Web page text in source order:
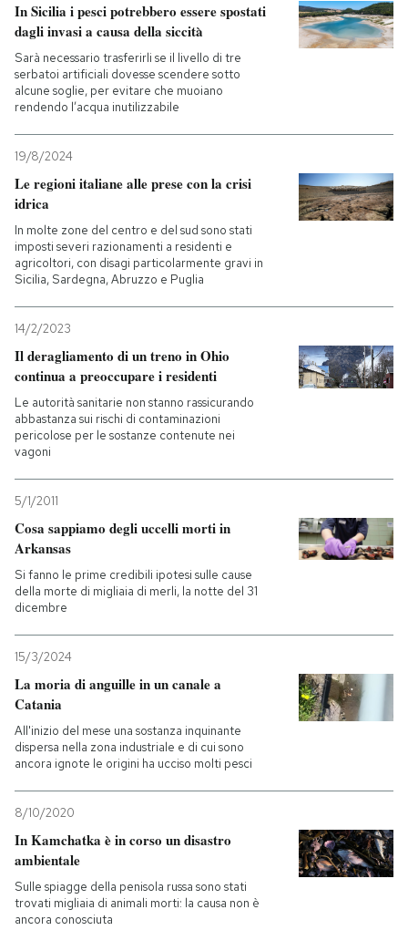
In Sicilia i pesci potrebbero essere spostati
dagli invasi a causa della siccità
Sarà necessario trasferirli se il livello di tre
serbatoi artificiali dovesse scendere sotto
alcune soglie, per evitare che muoiano
rendendo l’acqua inutilizzabile
19/8/2024
Le regioni italiane alle prese con la crisi
idrica
In molte zone del centro e del sud sono stati
imposti severi razionamenti a residenti e
agricoltori, con disagi particolarmente gravi in
Sicilia, Sardegna, Abruzzo e Puglia
14/2/2023
Il deragliamento di un treno in Ohio
continua a preoccupare i residenti
Le autorità sanitarie non stanno rassicurando
abbastanza sui rischi di contaminazioni
pericolose per le sostanze contenute nei
vagoni
5/1/2011
Cosa sappiamo degli uccelli morti in
Arkansas
Si fanno le prime credibili ipotesi sulle cause
della morte di migliaia di merli, la notte del 31
dicembre
15/3/2024
La moria di anguille in un canale a
Catania
All'inizio del mese una sostanza inquinante
dispersa nella zona industriale e di cui sono
ancora ignote le origini ha ucciso molti pesci
8/10/2020
In Kamchatka è in corso un disastro
ambientale
Sulle spiagge della penisola russa sono stati
trovati migliaia di animali morti: la causa non è
ancora conosciuta